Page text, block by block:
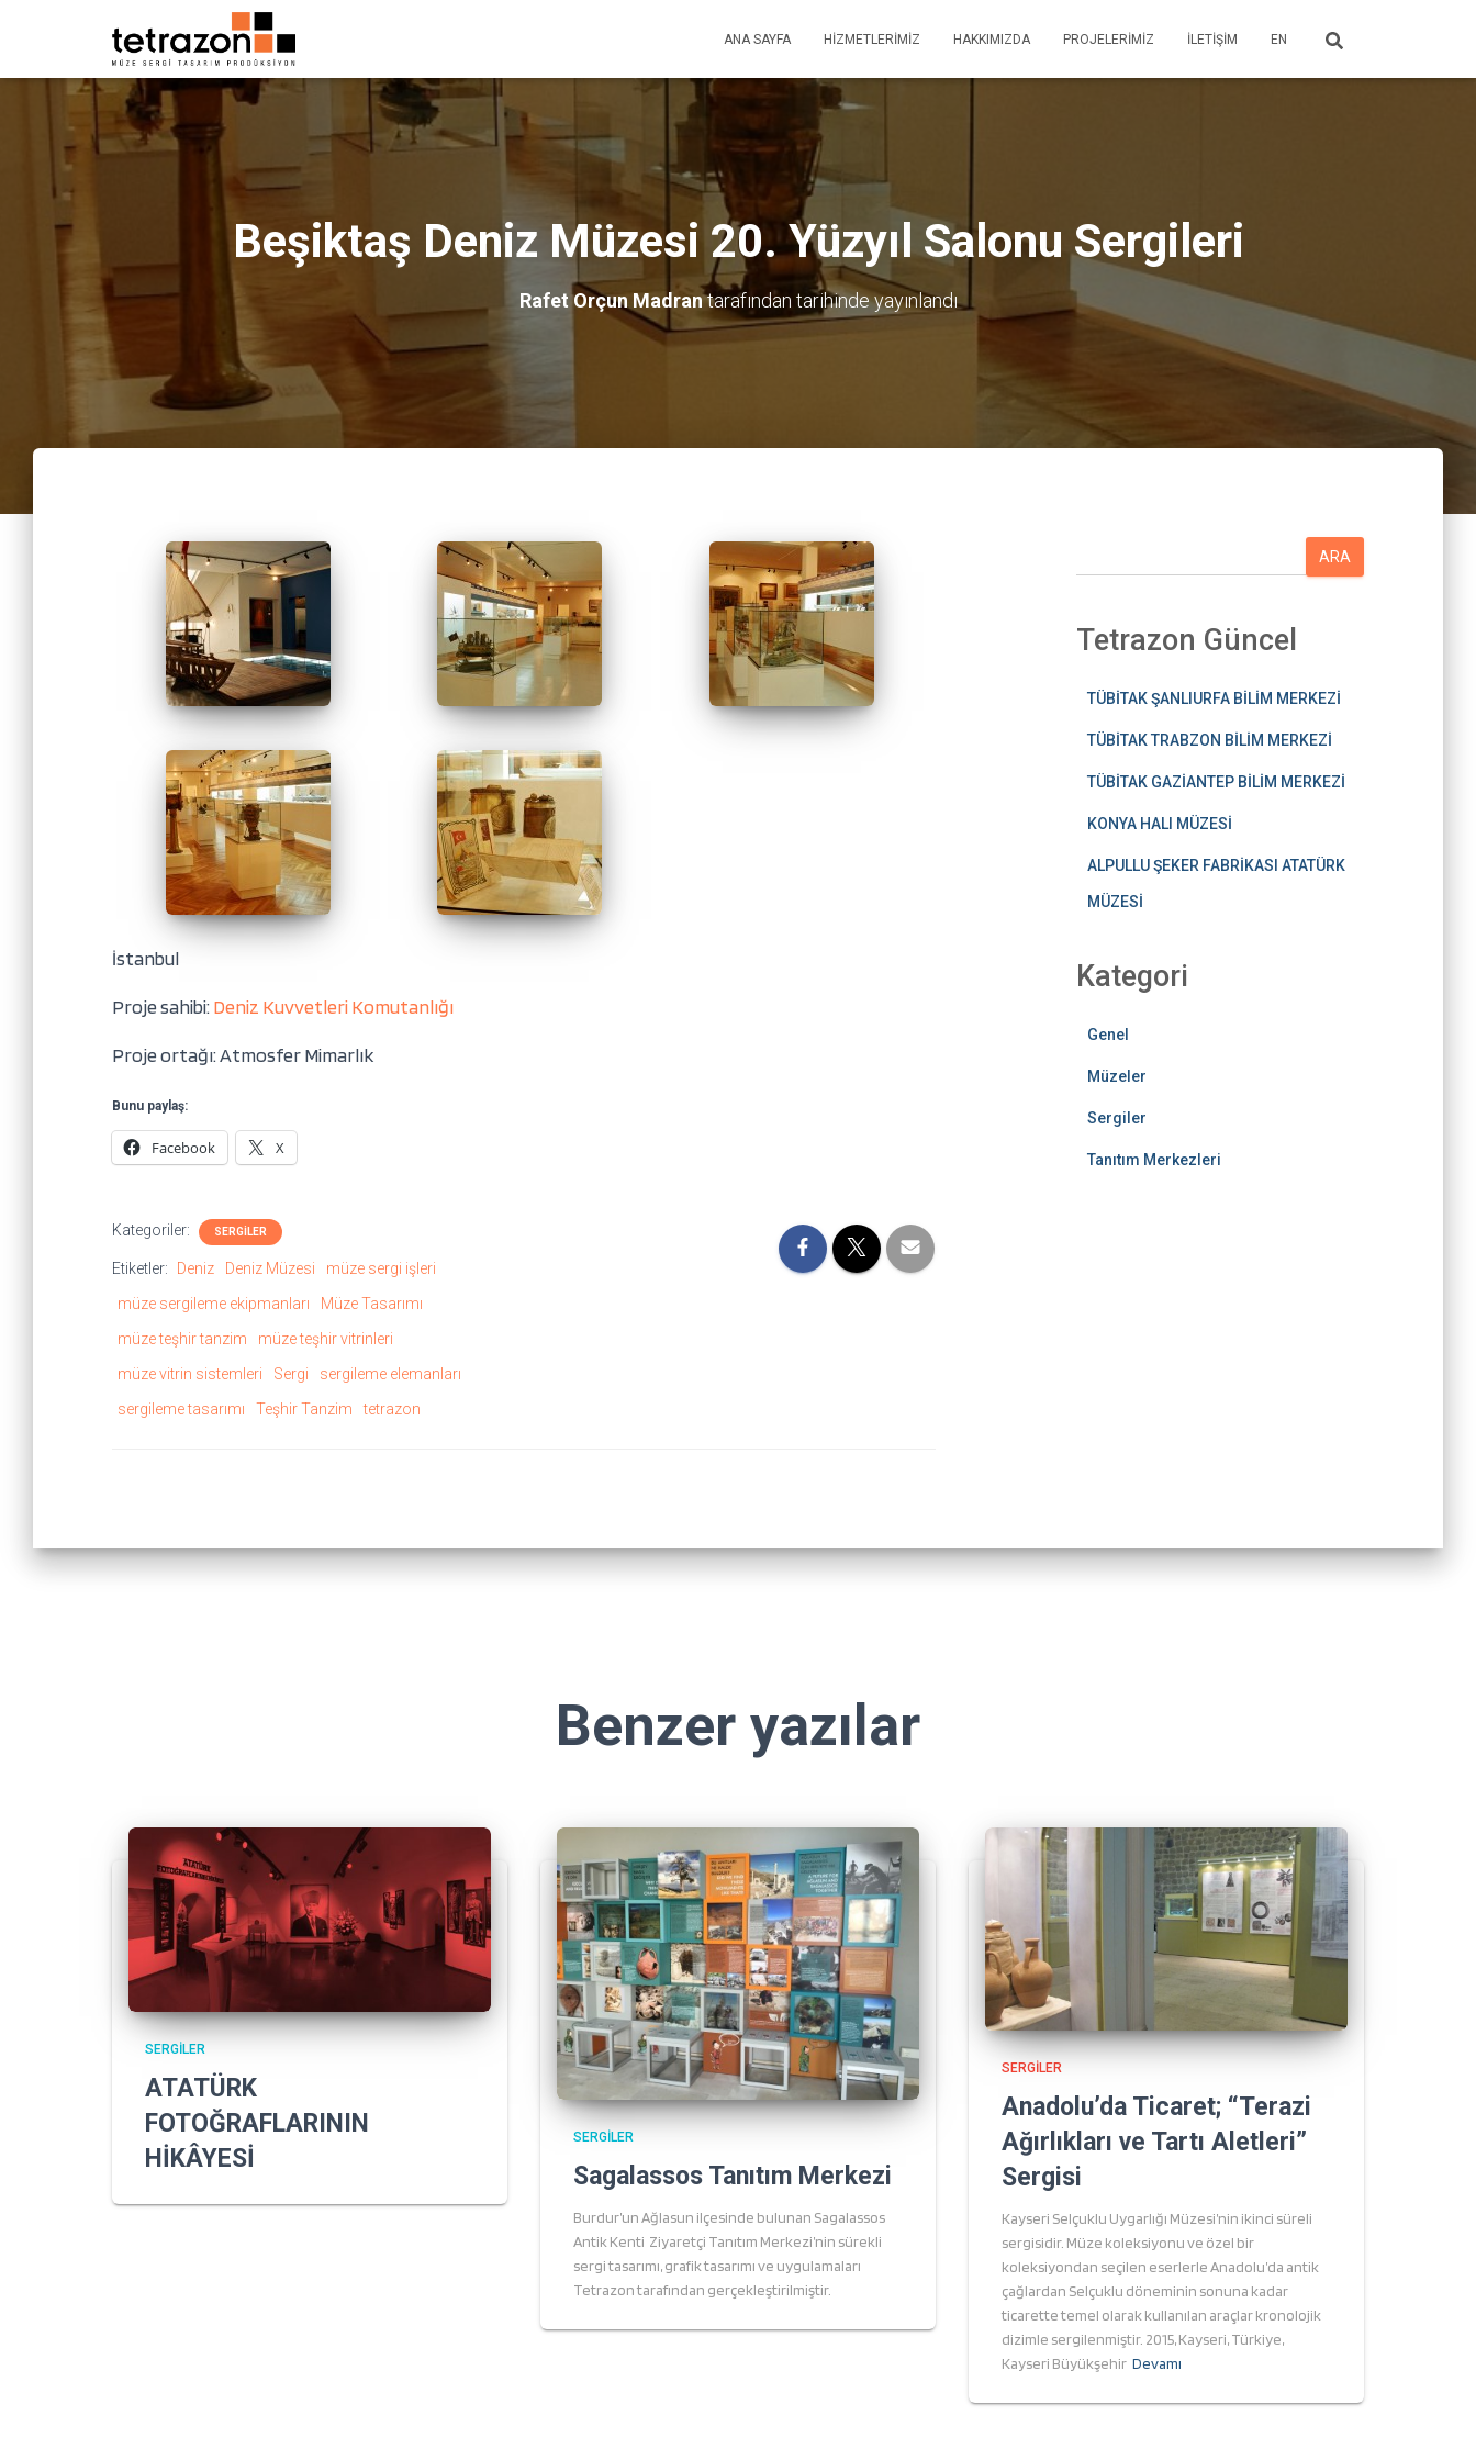
ANA SAYFA HIZMETLERIMIZ HAKKIMIZDA PROJELERIMIZ İLETIŞIM EN
Beşiktaş Deniz Müzesi 20. Yüzyıl Salonu Sergileri
Rafet Orçun Madrantarafından tarihinde yayınlandı
İstanbul
Proje sahibi:Deniz Kuvvetleri Komutanlığı
Proje ortağı: Atmosfer Mimarlık
Bunu paylaş:
Facebook X
Kategoriler: SERGILER
Etiketler: Deniz Deniz Müzesi
müze sergi işleri
müze sergileme ekipmanları
Müze Tasarımı
müze teşhir tanzim
müze teşhir vitrinleri
müze vitrin sistemleri
Sergi
sergileme elemanları
sergileme tasarımı
Teşhir Tanzim tetrazon
r
ARA
Tetrazon Güncel
TÜBİTAK ŞANLIURFA BİLİM MERKEZİ
TÜBİTAK TRABZON BİLİM MERKEZİ
TÜBİTAK GAZİANTEP BİLİM MERKEZİ
KONYA HALI MÜZESİ
ALPULLU ŞEKER FABRİKASI ATATÜRK
MÜZESİ
Kategori
Genel
Müzeler
Sergiler
Tanıtım Merkezleri
Benzer yazılar
SERGILER
ATATÜRK
FOTOĞRAFLARININ
HİKÂYESİ
SERGILER
Sagalassos Tanıtım Merkezi
Burdur’un Ağlasun ilçesinde bulunan Sagalassos
Antik Kenti Ziyaretçi Tanıtım Merkezi’nin sürekli
sergi tasarımı, grafik tasarımı ve uygulamaları
Tetrazon tarafından gerçekleştirilmiştir.
SERGILER
Anadolu’da Ticaret; “Terazi
Ağırlıkları ve Tartı Aletleri”
Sergisi
Kayseri Selçuklu Uygarlığı Müzesi’nin ikinci süreli
sergisidir. Müze koleksiyonu ve özel bir
koleksiyondan seçilen eserlerle Anadolu’da antik
çağlardan Selçuklu döneminin sonuna kadar
ticarette temel olarak kullanılan araçlar kronolojik
dizimle sergilenmiştir. 2015, Kayseri, Türkiye,
Kayseri Büyükşehir Devamı